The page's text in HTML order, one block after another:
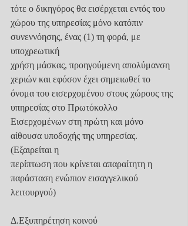
τότε ο δικηγόρος θα εισέρχεται εντός του
χώρου της υπηρεσίας μόνο κατόπιν
συνεννόησης, ένας (1) τη φορά, με
υποχρεωτική
χρήση μάσκας, προηγούμενη απολύμανση
χεριών και εφόσον έχει σημειωθεί το
όνομα του εισερχομένου στους χώρους της
υπηρεσίας στο Πρωτόκολλο
Εισερχομένων στη πρώτη και μόνο
αίθουσα υποδοχής της υπηρεσίας.
(Εξαιρείται η
περίπτωση που κρίνεται απαραίτητη η
παράσταση ενώπιον εισαγγελικού
λειτουργού)
Δ.Εξυπηρέτηση κοινού